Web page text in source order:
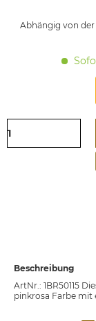
Abhängig von der
Beschreibung
ArtNr.: 1BR50115
pinkrosa Farbe mit